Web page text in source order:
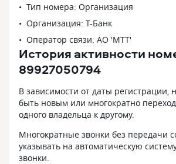
Тип номера: Организация
Организация: Т-Банк
Оператор связи: АО 'МТТ'
История активности
89927050794
В зависимости от даты регистрации,
быть новым или многократно
одного владельца к другому.
Многократные звонки без передачи
указывать на автоматическую
звонки.